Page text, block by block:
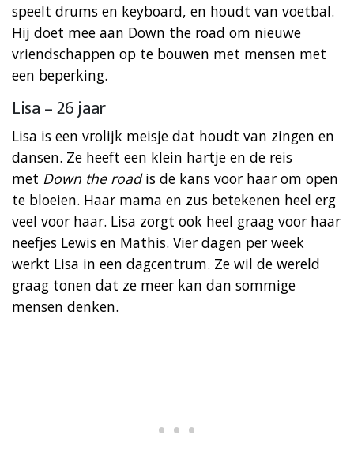
speelt drums en keyboard, en houdt van voetbal.
Hij doet mee aan Down the road om nieuwe
vriendschappen op te bouwen met mensen met
een beperking.
Lisa – 26 jaar
Lisa is een vrolijk meisje dat houdt van zingen en
dansen. Ze heeft een klein hartje en de reis
met Down the roadis de kans voor haar om open
te bloeien. Haar mama en zus betekenen heel erg
veel voor haar. Lisa zorgt ook heel graag voor haar
neefjes Lewis en Mathis. Vier dagen per week
werkt Lisa in een dagcentrum. Ze wil de wereld
graag tonen dat ze meer kan dan sommige
mensen denken.